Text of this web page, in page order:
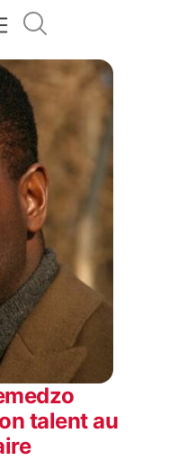
talent au